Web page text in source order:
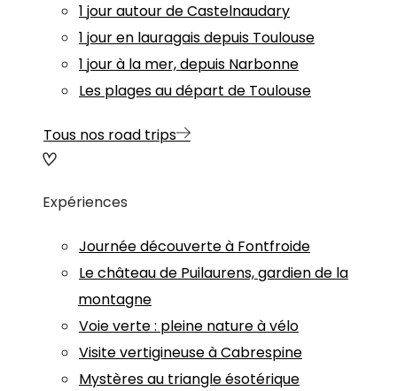
1 jour autour de Castelnaudary
1 jour en lauragais depuis Toulouse
1 jour à la mer, depuis Narbonne
Les plages au départ de Toulouse
Tous nos road trips
Expériences
Journée découverte à Fontfroide
Le château de Puilaurens, gardien de la
montagne
Voie verte : pleine nature à vélo
Visite vertigineuse à Cabrespine
Mystères au triangle ésotérique